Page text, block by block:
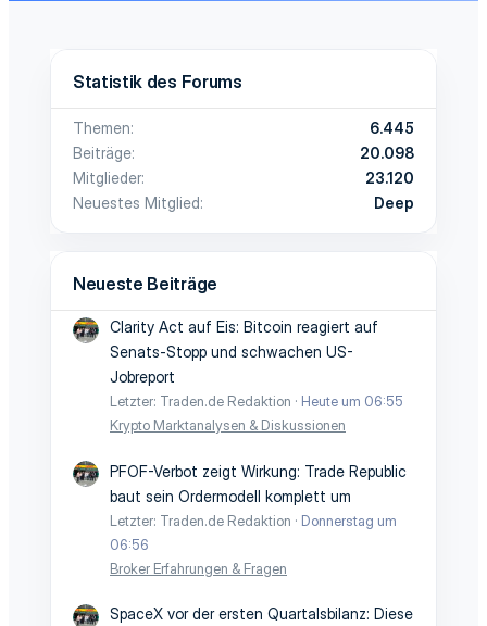
Statistik des Forums
Themen
6.445
Beiträge
20.098
Mitglieder
23.120
Neuestes Mitglied
Deep
Neueste Beiträge
Clarity Act auf Eis: Bitcoin reagiert auf
Senats-Stopp und schwachen US-
Jobreport
Letzter: Traden.de Redaktion
Heute um 06:55
Krypto Marktanalysen & Diskussionen
PFOF-Verbot zeigt Wirkung: Trade Republic
baut sein Ordermodell komplett um
Letzter: Traden.de Redaktion
Donnerstag um
06:56
Broker Erfahrungen & Fragen
SpaceX vor der ersten Quartalsbilanz: Diese